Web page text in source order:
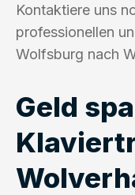
Kontaktiere uns
professionellen
Wolfsburg nach
Geld